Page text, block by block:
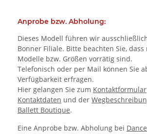
Anprobe bzw. Abholung:
Dieses Modell führen wir
Bonner Filiale. Bitte beachten Sie,
Modelle bzw. Größen vorrätig sind.
Telefonisch oder per Mail können Sie
Verfügbarkeit erfragen.
Hier gelangen Sie zum Kontaktformular
Kontaktdaten und der
Ballett Boutique.
Eine Anprobe bzw. Abholung bei